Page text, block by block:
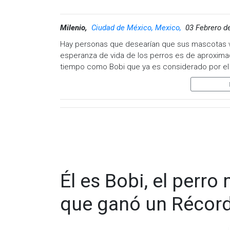
Milenio, Ciudad de México, Mexico, 03 Febrero
Hay personas que desearían que sus
esperanza de vida de los perros es de
tiempo como Bobi que ya es considerado por
Aunque se ha sabido de perros que han vivido
décadas, este es el caso de Bobi, que hoy ya
Explicaron que Bobi ha vivido junto a la familia
de Leiria, en el distrito homónimo) y que su
depredadores y conocida en Portugal como
años.
Él es Bobi, el
que ganó un